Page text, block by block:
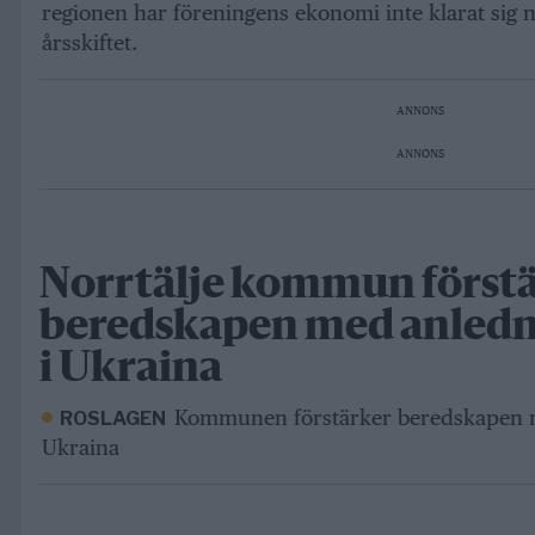
regionen har föreningens ekonomi inte klarat sig
årsskiftet.
ANNONS
ANNONS
Norrtälje kommun
beredskapen med
i Ukraina
ROSLAGEN Kommunen förstärker beredskapen
Ukraina